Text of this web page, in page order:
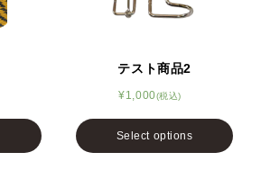
テスト商品2
¥1,000
Select options